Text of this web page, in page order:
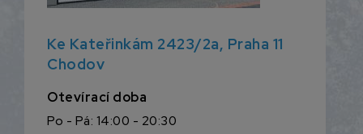
Ke Kateřinkám 2423/2a, Praha 11
Chodov
Otevírací doba
Po - Pá: 14:00 - 20:30